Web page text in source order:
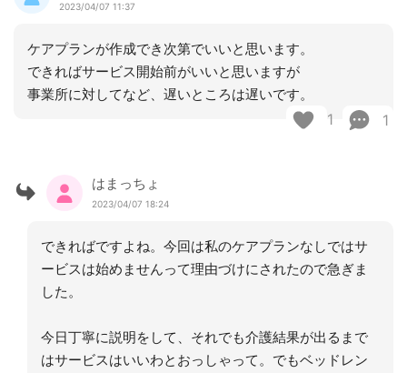
2023/04/07 11:37
ケアプランが作成でき次第でいいと思います。
できればサービス開始前がいいと思いますが
事業所に対してなど、遅いところは遅いです。
1 1
はまっちょ
2023/04/07 18:24
できればですよね。今回は私のケアプランなしではサ
ービスは始めませんって理由づけにされたので急ぎま
した。
今日丁寧に説明をして、それでも介護結果が出るまで
はサービスはいいわとおっしゃって。でもベッドレン